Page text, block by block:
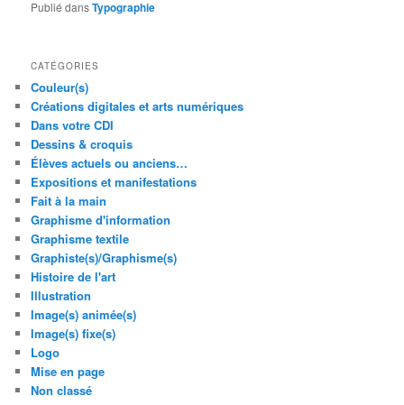
Publié dansTypographie
CATÉGORIES
Couleur(s)
Créations digitales et arts numériques
Dans votre CDI
Dessins & croquis
Élèves actuels ou anciens…
Expositions et manifestations
Fait à la main
Graphisme d'information
Graphisme textile
Graphiste(s)/Graphisme(s)
Histoire de l'art
Illustration
Image(s) animée(s)
Image(s) fixe(s)
Logo
Mise en page
Non classé